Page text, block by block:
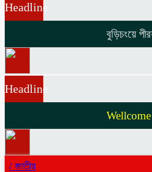
Headline
বুড়িচংয়ে
Headline
Wellcome
/ জাতীয়